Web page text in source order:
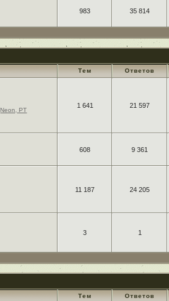
983 35 814
Тем Ответов
Neon, PT
1 641 21 597
608 9 361
11 187 24 205
3 1
Тем Ответов